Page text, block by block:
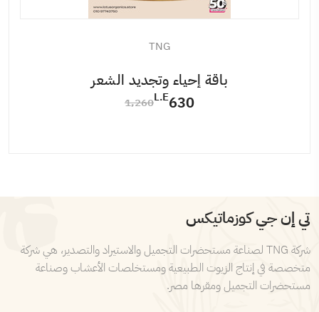
TNG
باقة إحياء وتجديد الشعر
630
L.E1٬260
تي إن جي كوزماتيكس
شركة TNG لصناعة مستحضرات التجميل والاستيراد والتصدير، هي شركة
متخصصة في إنتاج الزيوت الطبيعية ومستخلصات الأعشاب وصناعة
مستحضرات التجميل ومقرها مصر.